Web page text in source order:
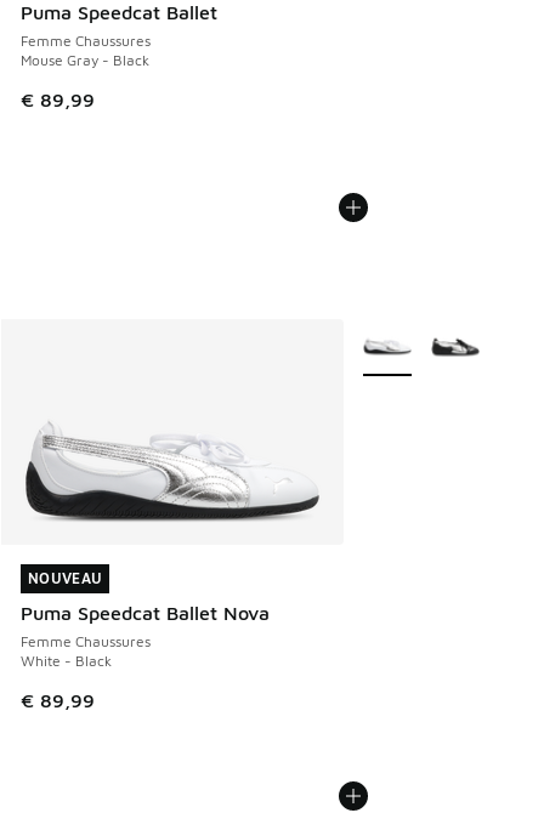
Puma Speedcat Ballet
Femme Chaussures
Mouse Gray - Black
€ 89,99
NOUVEAU
Puma Speedcat Ballet Nova
Femme Chaussures
White - Black
€ 89,99
NOUVEAU
Plus de couleurs